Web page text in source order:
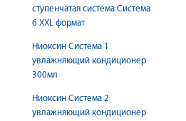
ступенчатая система Система
6 XXL формат
Ниоксин Система 1
увлажняющий кондиционер
300мл
Ниоксин Система 2
увлажняющий кондиционер